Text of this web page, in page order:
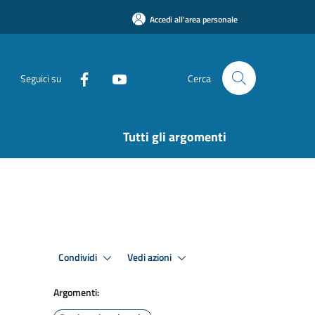
Accedi all'area personale
Seguici su Cerca
Tutti gli argomenti
Condividi Vedi azioni
Argomenti: